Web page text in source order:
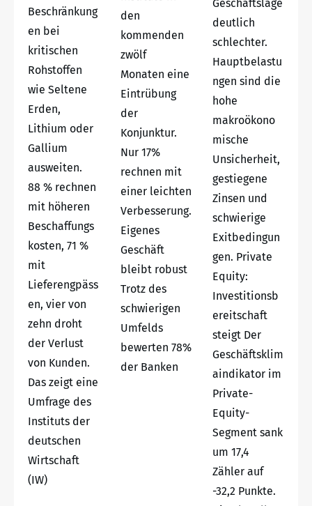
Beschränkung
en bei
kritischen
Rohstoffen
wie Seltene
Erden,
Lithium oder
Gallium
ausweiten.
88 % rechnen
mit höheren
Beschaffungs
kosten, 71 %
mit
Lieferengpäss
en, vier von
zehn droht
der Verlust
von Kunden.
Das zeigt eine
Umfrage des
Instituts der
deutschen
Wirtschaft
(IW)
den
kommenden
zwölf
Monaten eine
Eintrübung
der
Konjunktur.
Nur 17%
rechnen mit
einer leichten
Verbesserung.
Eigenes
Geschäft
bleibt robust
Trotz des
schwierigen
Umfelds
bewerten 78%
der Banken
Geschäftslage
deutlich
schlechter.
Hauptbelastu
ngen sind die
hohe
makroökono
mische
Unsicherheit,
gestiegene
Zinsen und
schwierige
Exitbedingun
gen. Private
Equity:
Investitionsb
ereitschaft
steigt Der
Geschäftsklim
aindikator im
Private-
Equity-
Segment sank
um 17,4
Zähler auf
-32,2 Punkte.